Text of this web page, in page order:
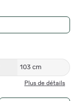
103 cm
Plus de détails